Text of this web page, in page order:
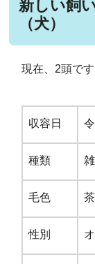
新しい飼
（犬）
現在、2頭で
収容日
種類
毛色 茶
性別